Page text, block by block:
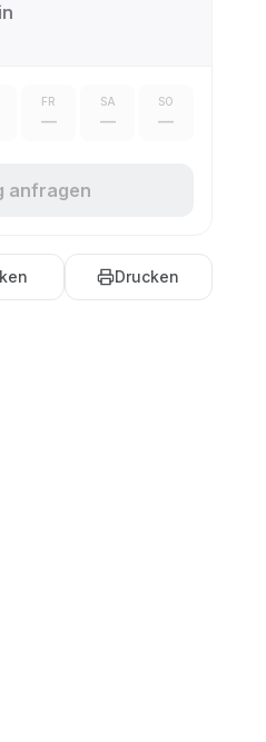
FR
—
SA
—
SO
—
anfragen
Drucken